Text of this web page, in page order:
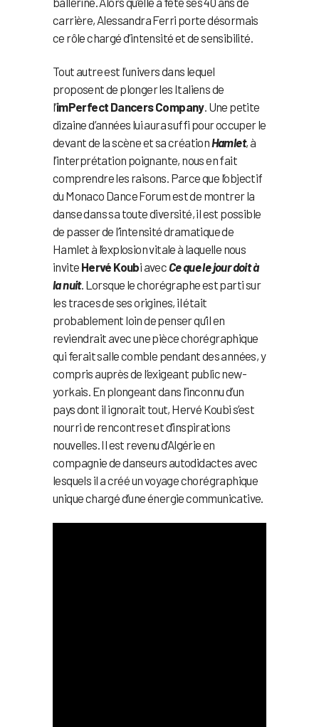
carrière, Alessandra Ferri porte désormais
ce rôle chargé d’intensité et de sensibilité.
Tout autre est l’univers dans lequel
proposent de plonger les Italiens de
l’imPerfect Dancers Company. Une petite
dizaine d’années lui aura suffi pour occuper le
devant de la scène et sa création Hamlet, à
l’interprétation poignante, nous en fait
comprendre les raisons. Parce que l’objectif
du Monaco Dance Forum est de montrer la
danse dans sa toute diversité, il est possible
de passer de l’intensité dramatique de
Hamlet à l’explosion vitale à laquelle nous
invite Hervé Koubi avec Ce que le jour doit à
la nuit. Lorsque le chorégraphe est parti sur
les traces de ses origines, il était
probablement loin de penser qu’il en
reviendrait avec une pièce chorégraphique
qui ferait salle comble pendant des années, y
compris auprès de l’exigeant public new-
yorkais. En plongeant dans l’inconnu d’un
pays dont il ignorait tout, Hervé Koubi s’est
nourri de rencontres et d’inspirations
nouvelles. Il est revenu d’Algérie en
compagnie de danseurs autodidactes avec
lesquels il a créé un voyage chorégraphique
unique chargé d’une énergie communicative.